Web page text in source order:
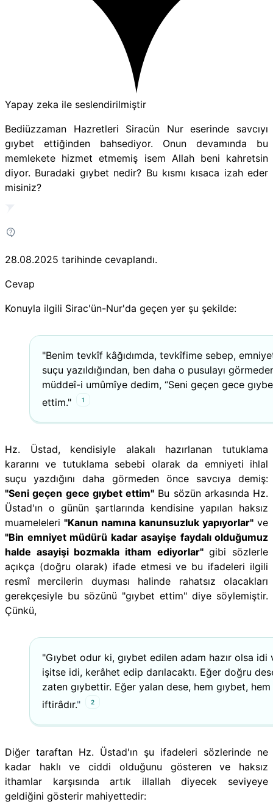
Yapay zeka ile seslendirilmiştir
Bediüzzaman Hazretleri Siracün Nur eserinde savcıyı
gıybet ettiğinden bahsediyor. Onun devamında bu
memlekete hizmet etmemiş isem Allah beni kahretsin
diyor. Buradaki gıybet nedir? Bu kısmı kısaca izah eder
misiniz?
28.08.2025 tarihinde cevaplandı.
Cevap
Konuyla ilgili Sirac'ün-Nur'da geçen yer şu şekilde:
"Benim tevkîf kâğıdımda, tevkîfime sebep,
suçu yazıldığından, ben daha o pusulayı
müddeî-i umûmîye dedim, “Seni geçen gece
ettim."
1
Hz. Üstad, kendisiyle alakalı hazırlanan tutuklama
kararını ve tutuklama sebebi olarak da emniyeti ihlal
suçu yazdığını daha görmeden önce savcıya demiş:
"Seni geçen gece gıybet ettim" Bu sözün arkasında Hz.
Üstad'ın o günün şartlarında kendisine yapılan haksız
muameleleri "Kanun namına kanunsuzluk yapıyorlar" ve
"Bin emniyet müdürü kadar asayişe faydalı olduğumuz
halde asayişi bozmakla itham ediyorlar"gibi sözlerle
açıkça (doğru olarak) ifade etmesi ve bu ifadeleri ilgili
resmî mercilerin duyması halinde rahatsız olacakları
gerekçesiyle bu sözünü "gıybet ettim" diye söylemiştir.
Çünkü,
"Gıybet odur ki, gıybet edilen adam hazır olsa idi
işitse idi, kerâhet edip darılacaktı. Eğer doğru
zaten gıybettir. Eğer yalan dese, hem gıybet, hem
iftirâdır." 2
Diğer taraftan Hz. Üstad'ın şu ifadeleri sözlerinde ne
kadar haklı ve ciddi olduğunu gösteren ve haksız
ithamlar karşısında artık illallah diyecek seviyeye
geldiğini gösterir mahiyettedir: